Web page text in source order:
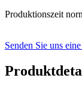
Produktionszeit
Senden Sie uns